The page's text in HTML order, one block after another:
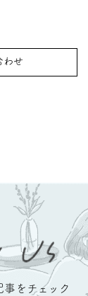
わせ
をチェック